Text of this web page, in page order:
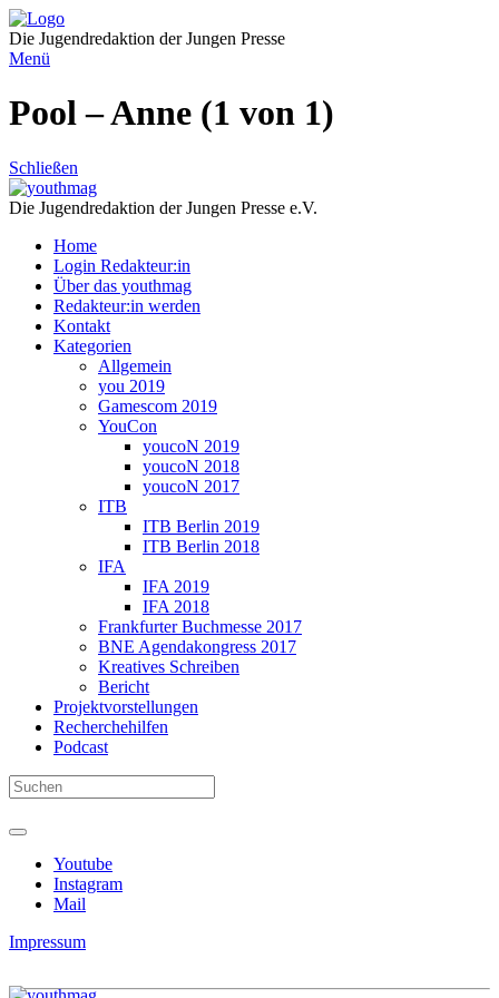
Direkt
zum
Inhalt
Die Jugendredaktion der Jungen Presse
Menü
Pool – Anne (1 von 1)
Schließen
Die Jugendredaktion der Jungen Presse e.V.
Home
Login Redakteur:in
Über das youthmag
Redakteur:in werden
Kontakt
Kategorien
Allgemein
you 2019
Gamescom 2019
YouCon
youcoN 2019
youcoN 2018
youcoN 2017
ITB
ITB Berlin 2019
ITB Berlin 2018
IFA
IFA 2019
IFA 2018
Frankfurter Buchmesse 2017
BNE Agendakongress 2017
Kreatives Schreiben
Bericht
Projektvorstellungen
Recherchehilfen
Podcast
Youtube
Instagram
Mail
Impressum